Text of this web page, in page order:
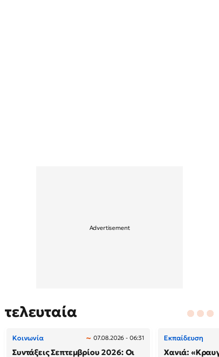
τελευταία
Κοινωνία 07.08.2026 - 06:31
Συντάξεις Σεπτεμβρίου 2026: Οι
Εκπαίδευση
Χανιά: